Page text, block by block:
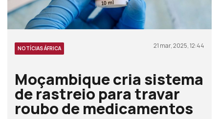
NOTÍCIAS ÁFRICA 21 mar, 2025, 12:44
Moçambique cria sistema
de rastreio para travar
roubo de medicamentos